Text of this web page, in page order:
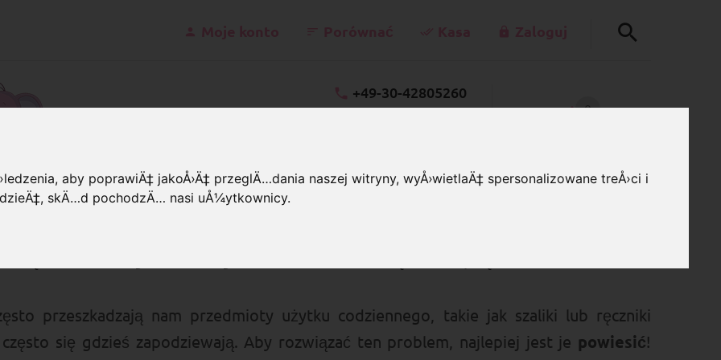
aby poprawiÄ‡ jakoÅ›Ä‡ przeglÄ…dania naszej witryny, wyÅ›wietlaÄ‡ spersonalizowane treÅ›ci i
skÄ…d pochodzÄ… nasi uÅ¼ytkownicy.
0
+49-30-42805260
ściennego z koralików
przeszkadzają nam przedmioty użytku codziennego, takie jak szaliki lub ręczniki
się gdzieś zapodziewają. Aby rozwiązać ten problem, najlepiej jest je powiesić!